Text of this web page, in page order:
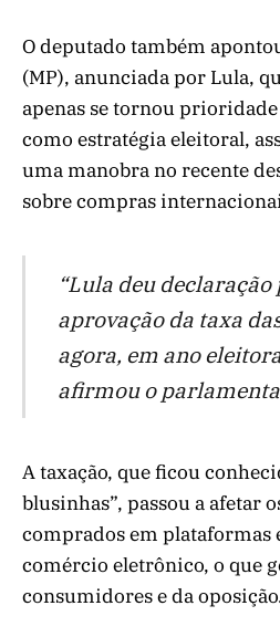
O deputado também
(MP), anunciada por Lula,
apenas se tornou
como estratégia eleitoral,
uma manobra no recente
sobre compras
“Lula deu declaração
aprovação da taxa
agora, em ano
afirmou o
A taxação, que ficou
blusinhas”, passou a afetar
comprados em plataformas
comércio eletrônico, o que
consumidores e da